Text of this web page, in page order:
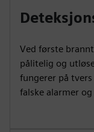
Ved første
pålitelig og
fungerer på
falske alarmer